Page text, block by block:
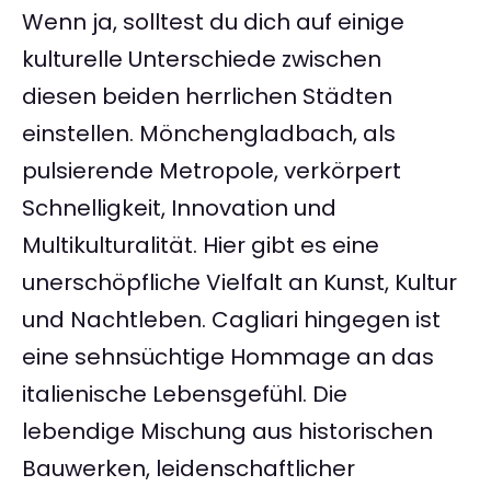
Wenn ja, solltest du dich auf einige
kulturelle Unterschiede zwischen
diesen beiden herrlichen Städten
einstellen. Mönchengladbach, als
pulsierende Metropole, verkörpert
Schnelligkeit, Innovation und
Multikulturalität. Hier gibt es eine
unerschöpfliche Vielfalt an Kunst, Kultur
und Nachtleben. Cagliari hingegen ist
eine sehnsüchtige Hommage an das
italienische Lebensgefühl. Die
lebendige Mischung aus historischen
Bauwerken, leidenschaftlicher